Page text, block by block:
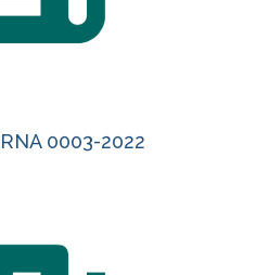
0003-2022